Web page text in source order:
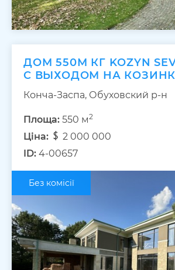
ДОМ 550М КГ KOZYN
С ВЫХОДОМ НА
Конча-Заспа, Обуховский р-н
Площа: 550 м2
Ціна:
2 000 000
ID: 4-00657
Без комісії